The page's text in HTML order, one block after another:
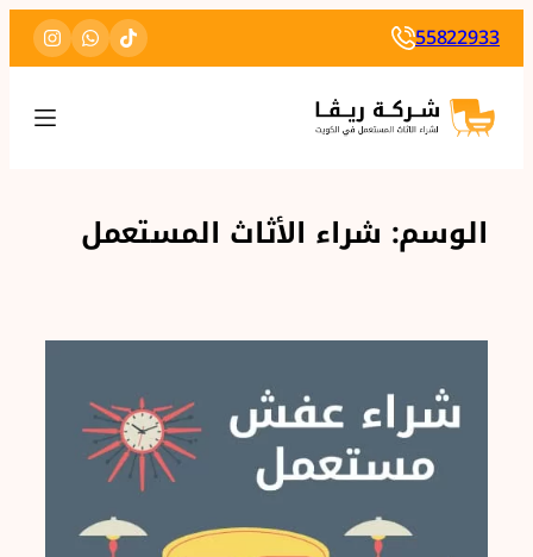
تخطى
إلى
55822933
الوسم: شراء الأثاث المستعمل